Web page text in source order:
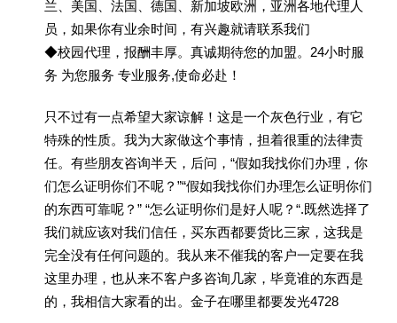
兰、美国、法国、德国、新加坡欧洲，亚洲各地代理人
员，如果你有业余时间，有兴趣就请联系我们
◆校园代理，报酬丰厚。真诚期待您的加盟。24小时服
务 为您服务 专业服务,使命必赴！
只不过有一点希望大家谅解！这是一个灰色行业，有它
特殊的性质。我为大家做这个事情，担着很重的法律责
任。有些朋友咨询半天，后问，“假如我找你们办理，你
们怎么证明你们不呢？”“假如我找你们办理怎么证明你们
的东西可靠呢？” “怎么证明你们是好人呢？“.既然选择了
我们就应该对我们信任，买东西都要货比三家，这我是
完全没有任何问题的。我从来不催我的客户一定要在我
这里办理，也从来不客户多咨询几家，毕竟谁的东西是
的，我相信大家看的出。金子在哪里都要发光4728